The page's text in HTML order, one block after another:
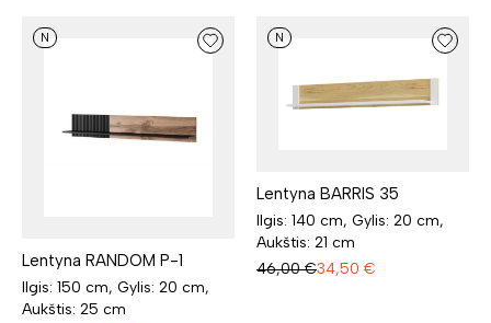
N
Lentyna RANDOM P-1
Ilgis: 150 cm, Gylis: 20 cm,
Aukštis: 25 cm
N
Lentyna BARRIS 35
Ilgis: 140 cm, Gylis: 20 cm,
Aukštis: 21 cm
46,00 €34,50 €